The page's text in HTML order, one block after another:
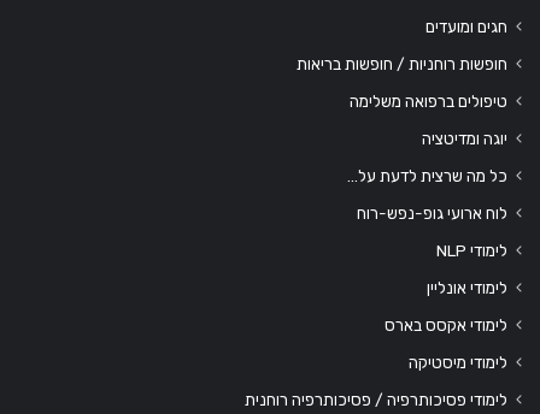
חגים ומועדים
חופשות רוחניות / חופשות בריאות
טיפולים ברפואה משלימה
יוגה ומדיטציה
כל מה שרצית לדעת על…
לוח ארועי גופ-נפש-רוח
לימודי NLP
לימודי אונליין
לימודי אקסס בארס
לימודי מיסטיקה
לימודי פסיכותרפיה / פסיכותרפיה רוחנית